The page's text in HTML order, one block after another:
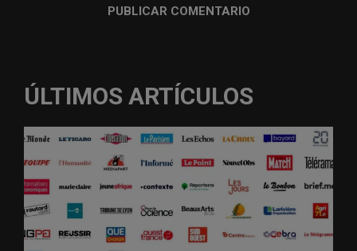
ÚLTIMOS ARTÍCULOS